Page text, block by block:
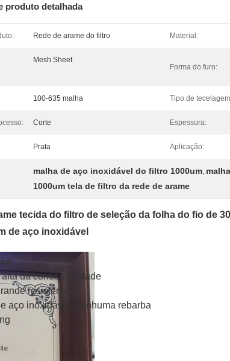
produto detalhada
Rede de arame do filtro Material:
Mesh Sheet
Forma do furo:
100-635 malha Tipo de
Corte Espessura:
Prata Aplicação:
malha de aço inoxidável do filtro 1000um,
1000um tela de filtro da rede de arame
tecida do filtro de seleção da folha do fio de
de aço inoxidável
da concentricidade
resistente
aço inoxidável, nenhuma rebarba